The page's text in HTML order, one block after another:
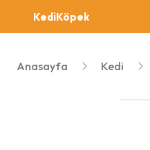
KediKöpek
Anasayfa Kedi